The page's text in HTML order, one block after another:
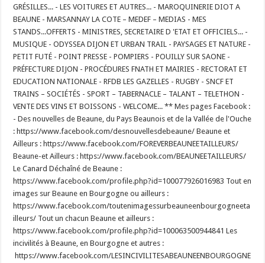
GRÉSILLES... - LES VOITURES ET AUTRES... - MAROQUINERIE DIOT A
BEAUNE - MARSANNAY LA COTE – MEDEF – MEDIAS - MES
STANDS...OFFERTS - MINISTRES, SECRETAIRE D 'ETAT ET OFFICIELS... -
MUSIQUE - ODYSSEA DIJON ET URBAN TRAIL - PAYSAGES ET NATURE -
PETIT FUTÉ - POINT PRESSE - POMPIERS - POUILLY SUR SAONE -
PRÉFECTURE DIJON - PROCÉDURES FNATH ET MAIRIES - RECTORAT ET
EDUCATION NATIONALE - RFDB LES GAZELLES - RUGBY - SNCF ET
TRAINS – SOCIÉTÉS - SPORT – TABERNACLE – TALANT – TELETHON -
VENTE DES VINS ET BOISSONS - WELCOME... ** Mes pages Facebook :
- Des nouvelles de Beaune, du Pays Beaunois et de la Vallée de l'Ouche
: https://www.facebook.com/desnouvellesdebeaune/ Beaune et
Ailleurs : https://www.facebook.com/FOREVERBEAUNEETAILLEURS/
Beaune-et Ailleurs : https://www.facebook.com/BEAUNEETAILLEURS/
Le Canard Déchaîné de Beaune :
https://www.facebook.com/profile.php?id=100077926016983 Tout en
images sur Beaune en Bourgogne ou ailleurs :
https://www.facebook.com/toutenimagessurbeauneenbourgogneeta
illeurs/ Tout un chacun Beaune et ailleurs :
https://www.facebook.com/profile.php?id=100063500944841 Les
incivilités à Beaune, en Bourgogne et autres :
https://www.facebook.com/LESINCIVILITESABEAUNEENBOURGOGNE